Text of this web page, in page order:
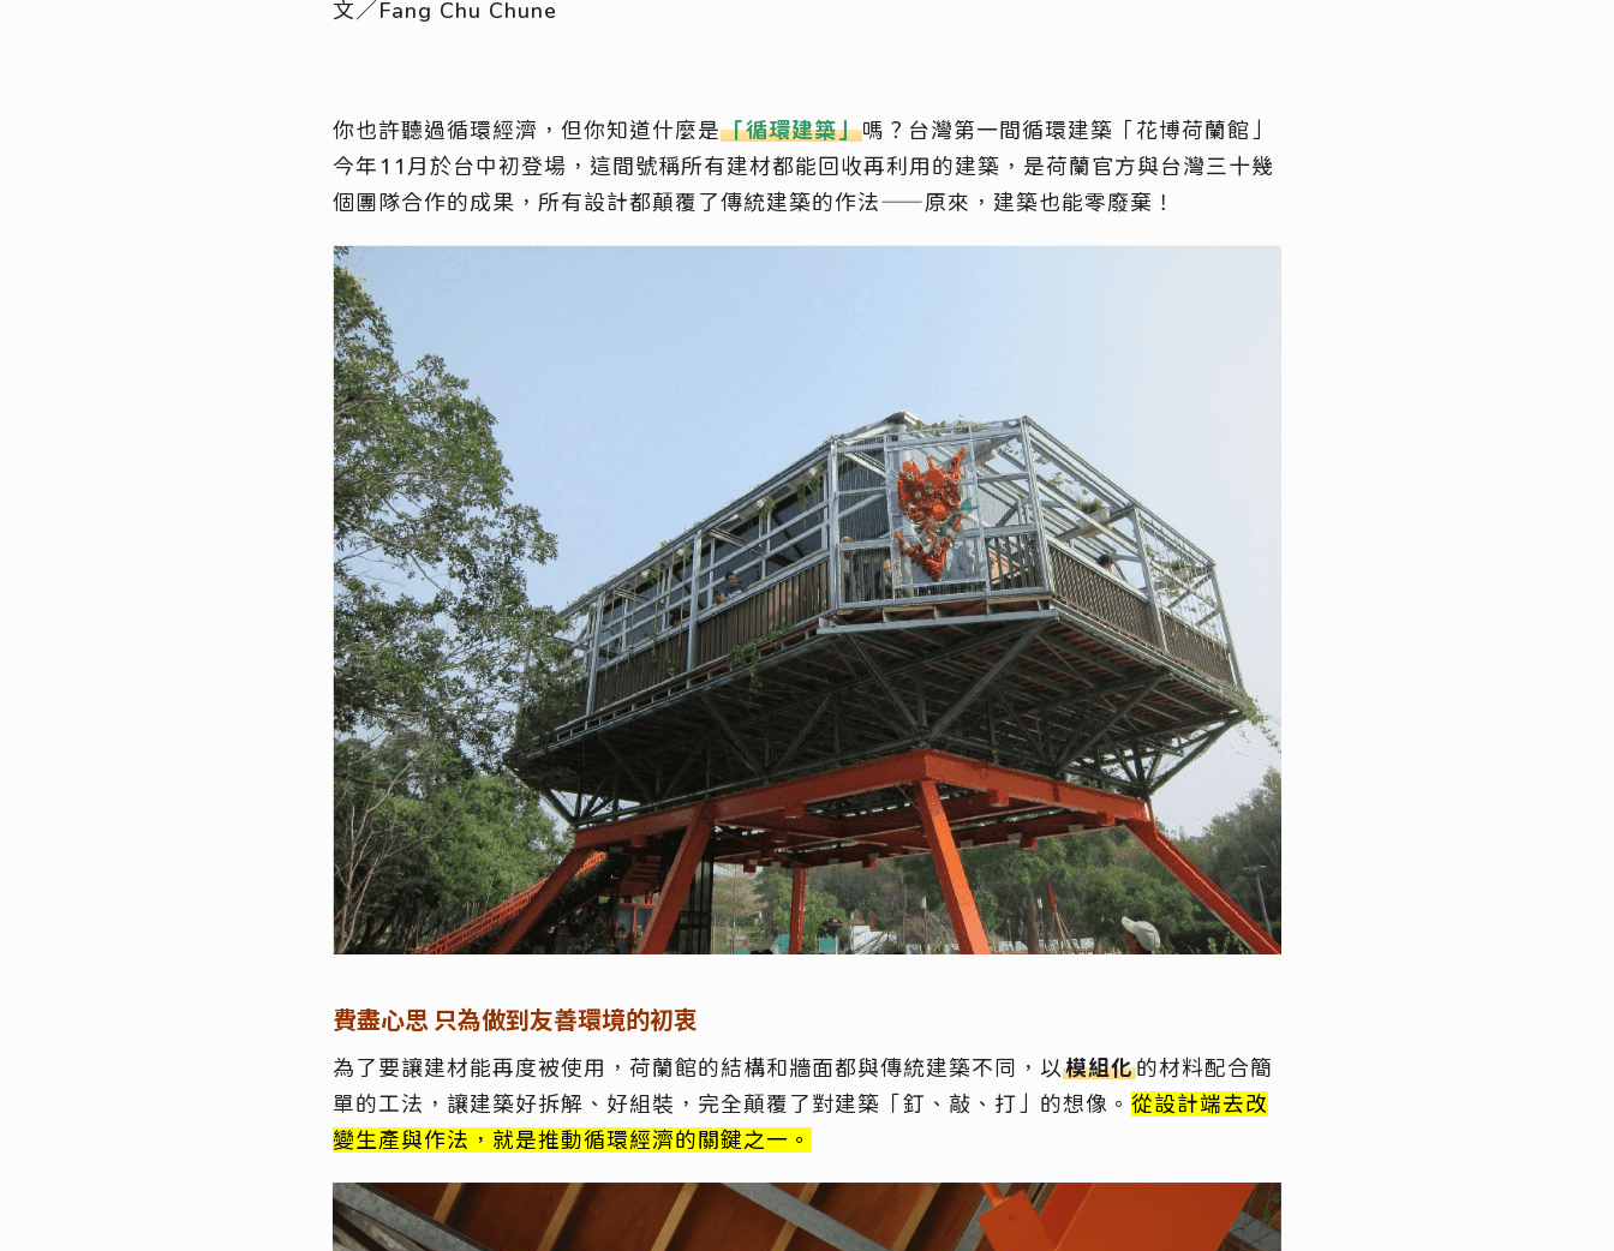
文／Fang Chu Chune
你也許聽過循環經濟，但你知道什麼是「循環建築」嗎？台灣第一間循環建築「花博荷蘭館」
今年11月於台中初登場，這間號稱所有建材都能回收再利用的建築，是荷蘭官方與台灣三十幾
個團隊合作的成果，所有設計都顛覆了傳統建築的作法——原來，建築也能零廢棄！
費盡心思 只為做到友善環境的初衷
為了要讓建材能再度被使用，荷蘭館的結構和牆面都與傳統建築不同，以 模組化的材料配合簡
單的工法，讓建築好拆解、好組裝，完全顛覆了對建築「釘、敲、打」的想像。 從設計端去改
變生產與作法，就是推動循環經濟的關鍵之一。